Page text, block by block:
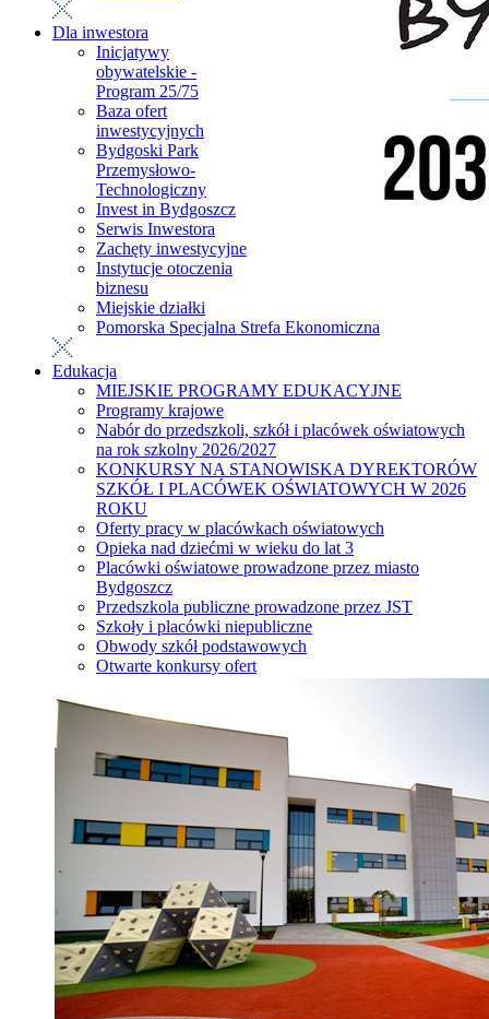
Dla inwestora
Inicjatywy
obywatelskie -
Program 25/75
Baza ofert
inwestycyjnych
Bydgoski Park
Przemysłowo-
Technologiczny
Invest in Bydgoszcz
Serwis Inwestora
Zachęty inwestycyjne
Instytucje otoczenia
biznesu
Miejskie działki
Pomorska Specjalna Strefa Ekonomiczna
Edukacja
MIEJSKIE PROGRAMY EDUKACYJNE
Programy krajowe
Nabór do przedszkoli, szkół i placówek oświatowych
na rok szkolny 2026/2027
KONKURSY NA STANOWISKA DYREKTORÓW
SZKÓŁ I PLACÓWEK OŚWIATOWYCH W 2026
ROKU
Oferty pracy w placówkach oświatowych
Opieka nad dziećmi w wieku do lat 3
Placówki oświatowe prowadzone przez miasto
Bydgoszcz
Przedszkola publiczne prowadzone przez JST
Szkoły i placówki niepubliczne
Obwody szkół podstawowych
Otwarte konkursy ofert